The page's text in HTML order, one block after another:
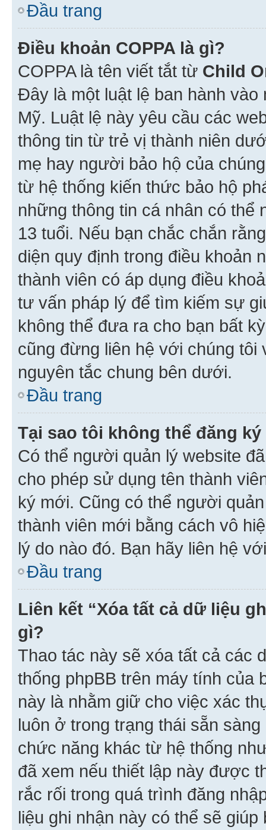
Đầu trang
Điều khoản COPPA là gì?
COPPA là tên viết tắt từ Child
Đây là một luật lệ ban hành
Mỹ. Luật lệ này yêu cầu các
thông tin từ trẻ vị thành niên
mẹ hay người bảo hộ của
từ hệ thống kiến thức bảo hộ
những thông tin cá nhân có thể
13 tuổi. Nếu bạn chắc chắn
diện quy định trong điều khoản
thành viên có áp dụng điều
tư vấn pháp lý để tìm kiếm sự
không thể đưa ra cho bạn bất
cũng đừng liên hệ với chúng
nguyên tắc chung bên dưới.
Đầu trang
Tại sao tôi không thể đăng
Có thể người quản lý website
cho phép sử dụng tên thành
ký mới. Cũng có thể người
thành viên mới bằng cách vô
lý do nào đó. Bạn hãy liên hệ
Đầu trang
Liên kết “Xóa tất cả dữ liệu
gì?
Thao tác này sẽ xóa tất cả các
thống phpBB trên máy tính của
này là nhằm giữ cho việc xác
luôn ở trong trạng thái sẵn
chức năng khác từ hệ thống
đã xem nếu thiết lập này được
rắc rối trong quá trình đăng
liệu ghi nhận này có thể sẽ